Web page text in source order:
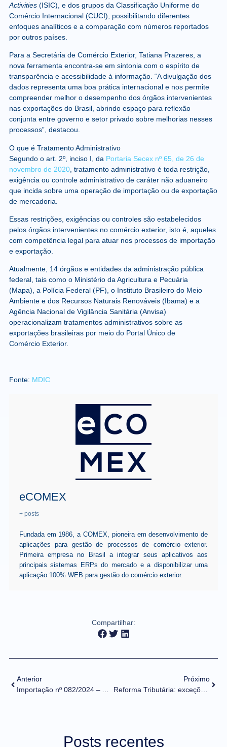
Activities(ISIC), e dos grupos da Classificação Uniforme do
Comércio Internacional (CUCI), possibilitando diferentes
enfoques analíticos e a comparação com números reportados
por outros países.
Para a Secretária de Comércio Exterior, Tatiana Prazeres, a
nova ferramenta encontra-se em sintonia com o espírito de
transparência e acessibilidade à informação. “A divulgação dos
dados representa uma boa prática internacional e nos permite
compreender melhor o desempenho dos órgãos intervenientes
nas exportações do Brasil, abrindo espaço para reflexão
conjunta entre governo e setor privado sobre melhorias nesses
processos”, destacou.
O que é Tratamento Administrativo
Segundo o art. 2º, inciso I, da Portaria Secex nº 65, de 26 de
novembro de 2020, tratamento administrativo é toda restrição,
exigência ou controle administrativo de caráter não aduaneiro
que incida sobre uma operação de importação ou de exportação
de mercadoria.
Essas restrições, exigências ou controles são estabelecidos
pelos órgãos intervenientes no comércio exterior, isto é, aqueles
com competência legal para atuar nos processos de importação
e exportação.
Atualmente, 14 órgãos e entidades da administração pública
federal, tais como o Ministério da Agricultura e Pecuária
(Mapa), a Polícia Federal (PF), o Instituto Brasileiro do Meio
Ambiente e dos Recursos Naturais Renováveis (Ibama) e a
Agência Nacional de Vigilância Sanitária (Anvisa)
operacionalizam tratamentos administrativos sobre as
exportações brasileiras por meio do Portal Único de
Comércio Exterior.
Fonte: MDIC
eCOMEX
+ posts
Fundada em 1986, a COMEX, pioneira em desenvolvimento de
aplicações para gestão de processos de comércio exterior.
Primeira empresa no Brasil a integrar seus aplicativos aos
principais sistemas ERPs do mercado e a disponibilizar uma
aplicação 100% WEB para gestão do comércio exterior.
Compartilhar:
Anterior
Importação nº 082/2024 – Alteração de tratamento administrativo – Anvisa
Próximo
Reforma Tributária: exceções foram aceitas para viabilizar aprovação no Congresso, diz secretário
Posts recentes